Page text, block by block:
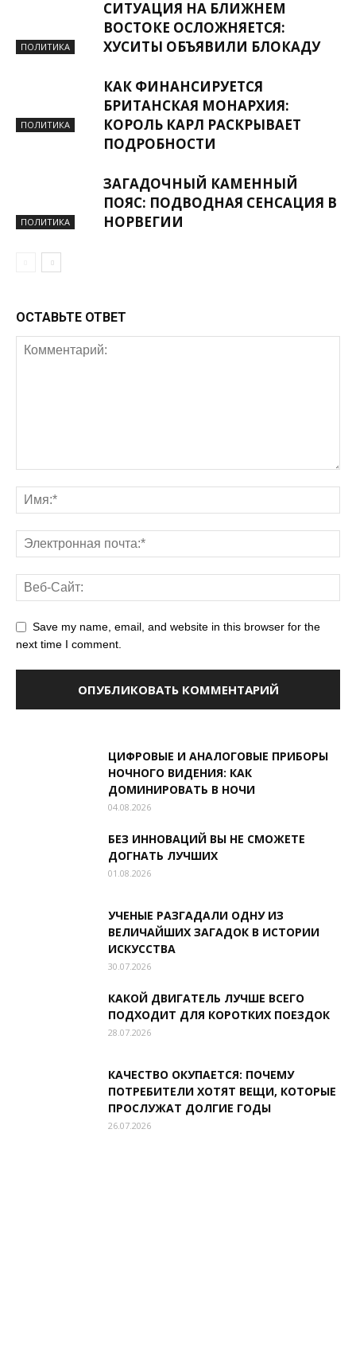
ПОЛИТИКА
СИТУАЦИЯ НА БЛИЖНЕМ
ВОСТОКЕ ОСЛОЖНЯЕТСЯ:
ХУСИТЫ ОБЪЯВИЛИ БЛОКАДУ
ПОЛИТИКА
КАК ФИНАНСИРУЕТСЯ
БРИТАНСКАЯ МОНАРХИЯ:
КОРОЛЬ КАРЛ РАСКРЫВАЕТ
ПОДРОБНОСТИ
ПОЛИТИКА
ЗАГАДОЧНЫЙ КАМЕННЫЙ
ПОЯС: ПОДВОДНАЯ СЕНСАЦИЯ В
НОРВЕГИИ
ОСТАВЬТЕ ОТВЕТ
Save my name, email, and website in this browser for the
next time I comment.
ЦИФРОВЫЕ И АНАЛОГОВЫЕ ПРИБОРЫ
НОЧНОГО ВИДЕНИЯ: КАК
ДОМИНИРОВАТЬ В НОЧИ
04.08.2026
БЕЗ ИННОВАЦИЙ ВЫ НЕ СМОЖЕТЕ
ДОГНАТЬ ЛУЧШИХ
01.08.2026
УЧЕНЫЕ РАЗГАДАЛИ ОДНУ ИЗ
ВЕЛИЧАЙШИХ ЗАГАДОК В ИСТОРИИ
ИСКУССТВА
30.07.2026
КАКОЙ ДВИГАТЕЛЬ ЛУЧШЕ ВСЕГО
ПОДХОДИТ ДЛЯ КОРОТКИХ ПОЕЗДОК
28.07.2026
КАЧЕСТВО ОКУПАЕТСЯ: ПОЧЕМУ
ПОТРЕБИТЕЛИ ХОТЯТ ВЕЩИ, КОТОРЫЕ
ПРОСЛУЖАТ ДОЛГИЕ ГОДЫ
26.07.2026